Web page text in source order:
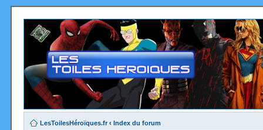
LesToilesHéroïques.fr ‹ Index du forum